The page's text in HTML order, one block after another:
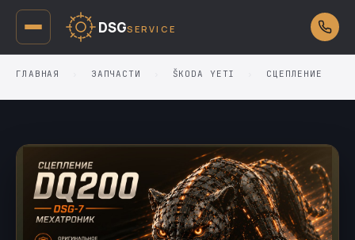
DSGSERVICE
ГЛАВНАЯ ЗАПЧАСТИ ŠKODA YETI СЦЕПЛЕНИЕ